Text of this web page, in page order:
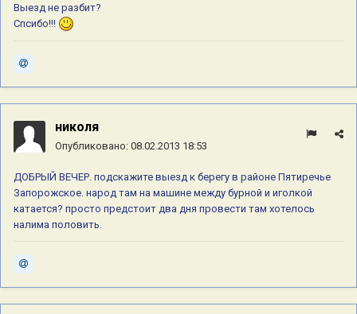
Выезд не разбит?
Cпсибо!!!
николя
Опубликовано: 08.02.2013 18:53
ДОБРЫЙ ВЕЧЕР. подскажите выезд к берегу в районе Пятиречье
Запорожское. народ там на машине между бурной и иголкой
катается? просто предстоит два дня провести там хотелось
налима половить.